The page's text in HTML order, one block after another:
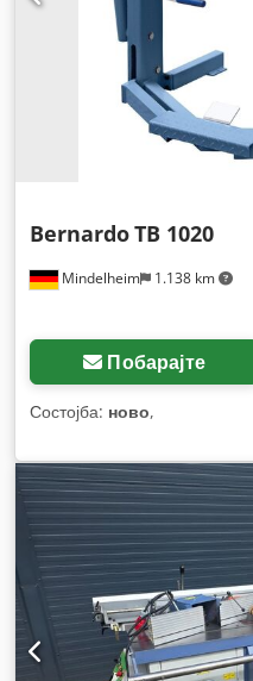
Mindelheim 1.138 km
BernardoTB 1020
Побарајте
Состојба: ново,